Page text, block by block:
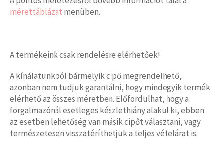
mérettáblázat menüben.
A termékeink csak rendelésre elérhetőek!
A kínálatunkból bármelyik cipő megrendelhető,
azonban nem tudjuk garantálni, hogy mindegyik termék
elérhető az összes méretben. Előfordulhat, hogy a
forgalmazónál esetleges készlethiány alakul ki, ebben
az esetben lehetőség van másik cipőt választani, vagy
természetesen visszatéríthetjük a teljes vételárat is.